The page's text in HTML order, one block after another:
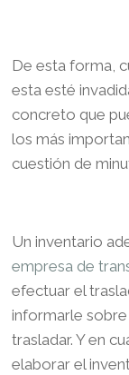
De esta forma,
esta esté
concreto que
los más
cuestión de
Un inventario
empresa de
efectuar el
informarle
trasladar. Y en
elaborar el